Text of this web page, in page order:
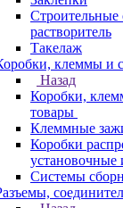
Строительные
растворитель
Такелаж
клеммы и
Назад
Коробки,
товары
Клеммные
Коробки
установочные
Системы